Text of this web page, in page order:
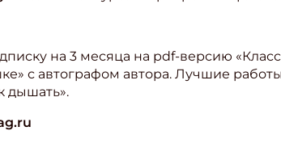
на 3 месяца на pdf-версию
с автографом автора. Лучшие
дышать».